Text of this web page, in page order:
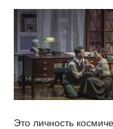
Это личность